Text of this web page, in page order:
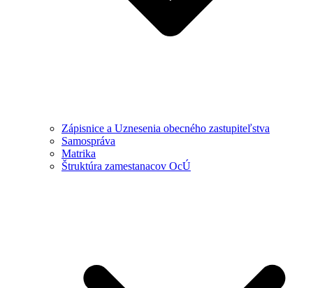
Zápisnice a Uznesenia obecného zastupiteľstva
Samospráva
Matrika
Štruktúra zamestanacov OcÚ